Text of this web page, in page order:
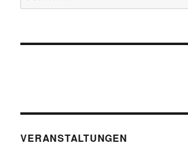
nach:
VERANSTALTUNGEN